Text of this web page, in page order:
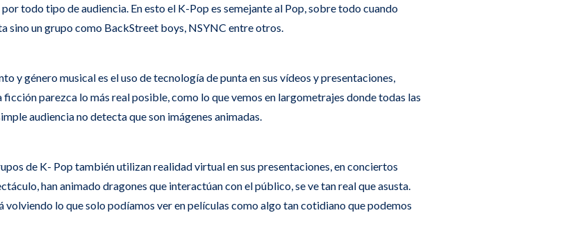
todo tipo de audiencia. En esto el K-Pop es semejante al Pop, sobre todo cuando
sino un grupo como BackStreet boys, NSYNC entre otros.
y género musical es el uso de tecnología de punta en sus vídeos y presentaciones,
parezca lo más real posible, como lo que vemos en largometrajes donde todas las
audiencia no detecta que son imágenes animadas.
de K- Pop también utilizan realidad virtual en sus presentaciones, en conciertos
han animado dragones que interactúan con el público, se ve tan real que asusta.
lo que solo podíamos ver en películas como algo tan cotidiano que podemos